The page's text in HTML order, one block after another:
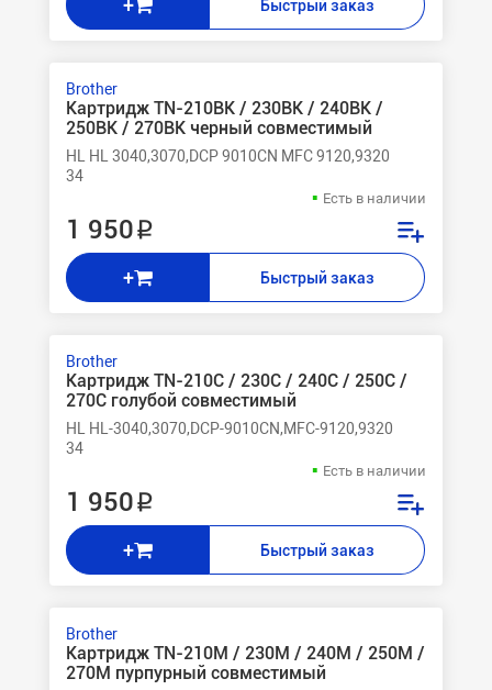
+ Быстрый заказ
Brother
Картридж TN-210BK / 230BK / 240BK /
250BK / 270BK черный совместимый
HL HL 3040,3070,DCP 9010CN MFC 9120,9320
34
Есть в наличии
1 950 ₽
+ Быстрый заказ
Brother
Картридж TN-210C / 230C / 240C / 250C /
270C голубой совместимый
HL HL-3040,3070,DCP-9010CN,MFC-9120,9320
34
Есть в наличии
1 950 ₽
+ Быстрый заказ
Brother
Картридж TN-210M / 230M / 240M / 250M /
270M пурпурный совместимый